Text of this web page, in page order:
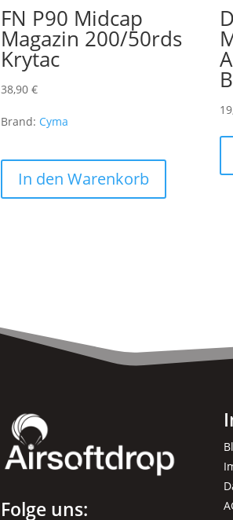
FN P90 Midcap
Magazin 200/50rds
Krytac
38,90€
Brand: Cyma
In den Warenkorb
Folge uns: